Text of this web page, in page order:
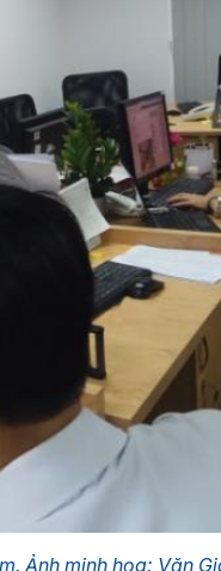
Ảnh minh họa: Văn